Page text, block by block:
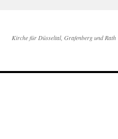
Kirche für Düsseltal, Grafenberg und Rath